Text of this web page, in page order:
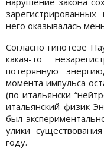
него оказывалась
Согласно гипотезе
какая-то
потерянную
момента импульса
(по-итальянски
итальянский физик
был
улики
году.